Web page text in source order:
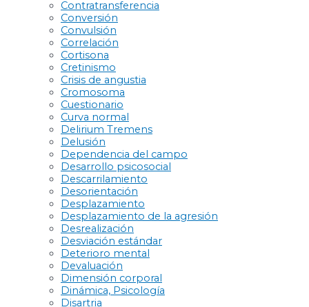
Contratransferencia
Conversión
Convulsión
Correlación
Cortisona
Cretinismo
Crisis de angustia
Cromosoma
Cuestionario
Curva normal
Delirium Tremens
Delusión
Dependencia del campo
Desarrollo psicosocial
Descarrilamiento
Desorientación
Desplazamiento
Desplazamiento de la agresión
Desrealización
Desviación estándar
Deterioro mental
Devaluación
Dimensión corporal
Dinámica, Psicología
Disartria